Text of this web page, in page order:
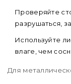
Проверяйте
разрушаться,
Используйте
влаге, чем
Для